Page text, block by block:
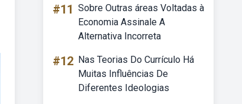
#11 Sobre Outras áreas Voltadas à
Economia Assinale A
Alternativa Incorreta
#12 Nas Teorias Do Currículo Há
Muitas Influências De
Diferentes Ideologias